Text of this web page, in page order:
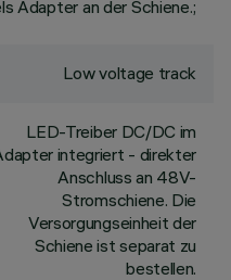
Adapter an der Schiene.;
Low voltage track
LED-Treiber DC/DC im
integriert - direkter
Anschluss an 48V-
Stromschiene. Die
Versorgungseinheit der
Schiene ist separat zu
bestellen.